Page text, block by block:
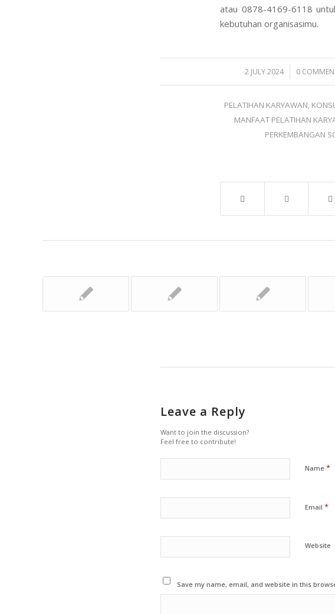
atau 0878-4169-6118
kebutuhan organisasimu.
2 JULY 2024
/ 0 /
PELATIHAN KARYAWAN,
MANFAAT PELATIHAN
PERKEMBANGAN
Leave a Reply
Want to join the discussion?
Feel free to contribute!
Name *
Email *
Website
Save my name, email, and website in this